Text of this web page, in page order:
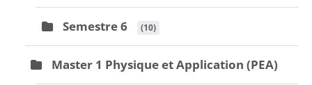
Semestre 6 (10)
Master 1 Physique et Application (PEA)